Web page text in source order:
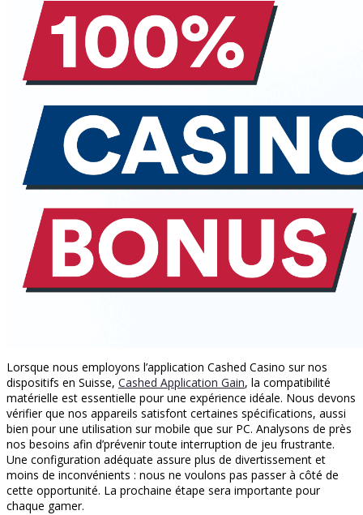
Lorsque nous employons l’application Cashed Casino sur nos
dispositifs en Suisse, Cashed Application Gain, la compatibilité
matérielle est essentielle pour une expérience idéale. Nous devons
vérifier que nos appareils satisfont certaines spécifications, aussi
bien pour une utilisation sur mobile que sur PC. Analysons de près
nos besoins afin d’prévenir toute interruption de jeu frustrante.
Une configuration adéquate assure plus de divertissement et
moins de inconvénients : nous ne voulons pas passer à côté de
cette opportunité. La prochaine étape sera importante pour
chaque gamer.